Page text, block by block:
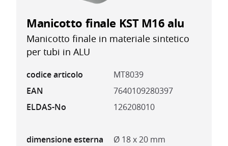
Manicotto finale KST M16 alu
Manicotto finale in materiale sintetico
per tubi in ALU
codice articolo
MT8039
EAN
7640109280397
ELDAS-No
126208010
dimensione esterna
Ø 18 x 20 mm